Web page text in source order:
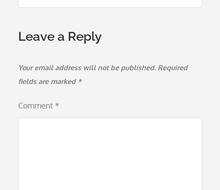
Leave a Reply
Your email address will not be published. Required
fields are marked *
Comment *